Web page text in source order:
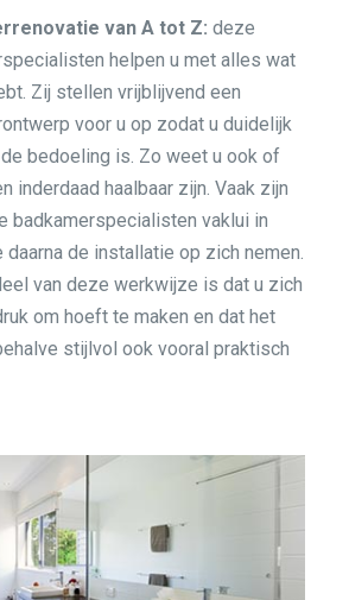
van A tot Z: deze
helpen u met alles wat
Zij stellen vrijblijvend een
voor u op zodat u duidelijk
bedoeling is. Zo weet u ook of
inderdaad haalbaar zijn. Vaak zijn
badkamerspecialisten vaklui in
de installatie op zich nemen.
van deze werkwijze is dat u zich
om hoeft te maken en dat het
stijlvol ook vooral praktisch